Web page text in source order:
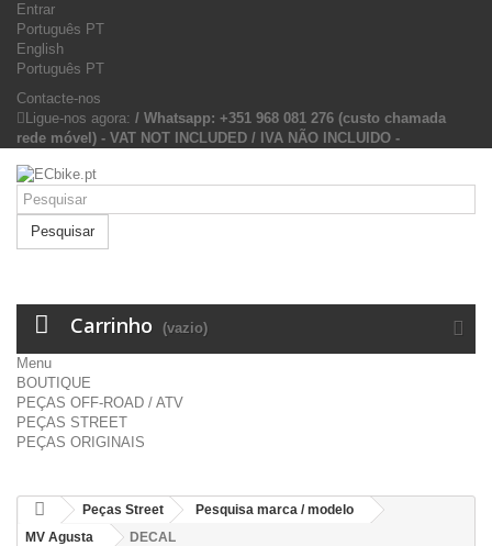
Entrar
Português PT
English
Português PT
Contacte-nos
Ligue-nos agora: / Whatsapp: +351 968 081 276 (custo chamada
rede móvel) - VAT NOT INCLUDED / IVA NÃO INCLUIDO -
Pesquisar
Carrinho (vazio)
Menu
BOUTIQUE
PEÇAS OFF-ROAD / ATV
PEÇAS STREET
PEÇAS ORIGINAIS
Peças Street
Pesquisa marca / modelo
MV Agusta
DECAL